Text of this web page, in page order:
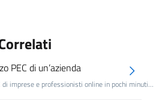
PEC di un’azienda
di imprese e professionisti online in pochi minuti…